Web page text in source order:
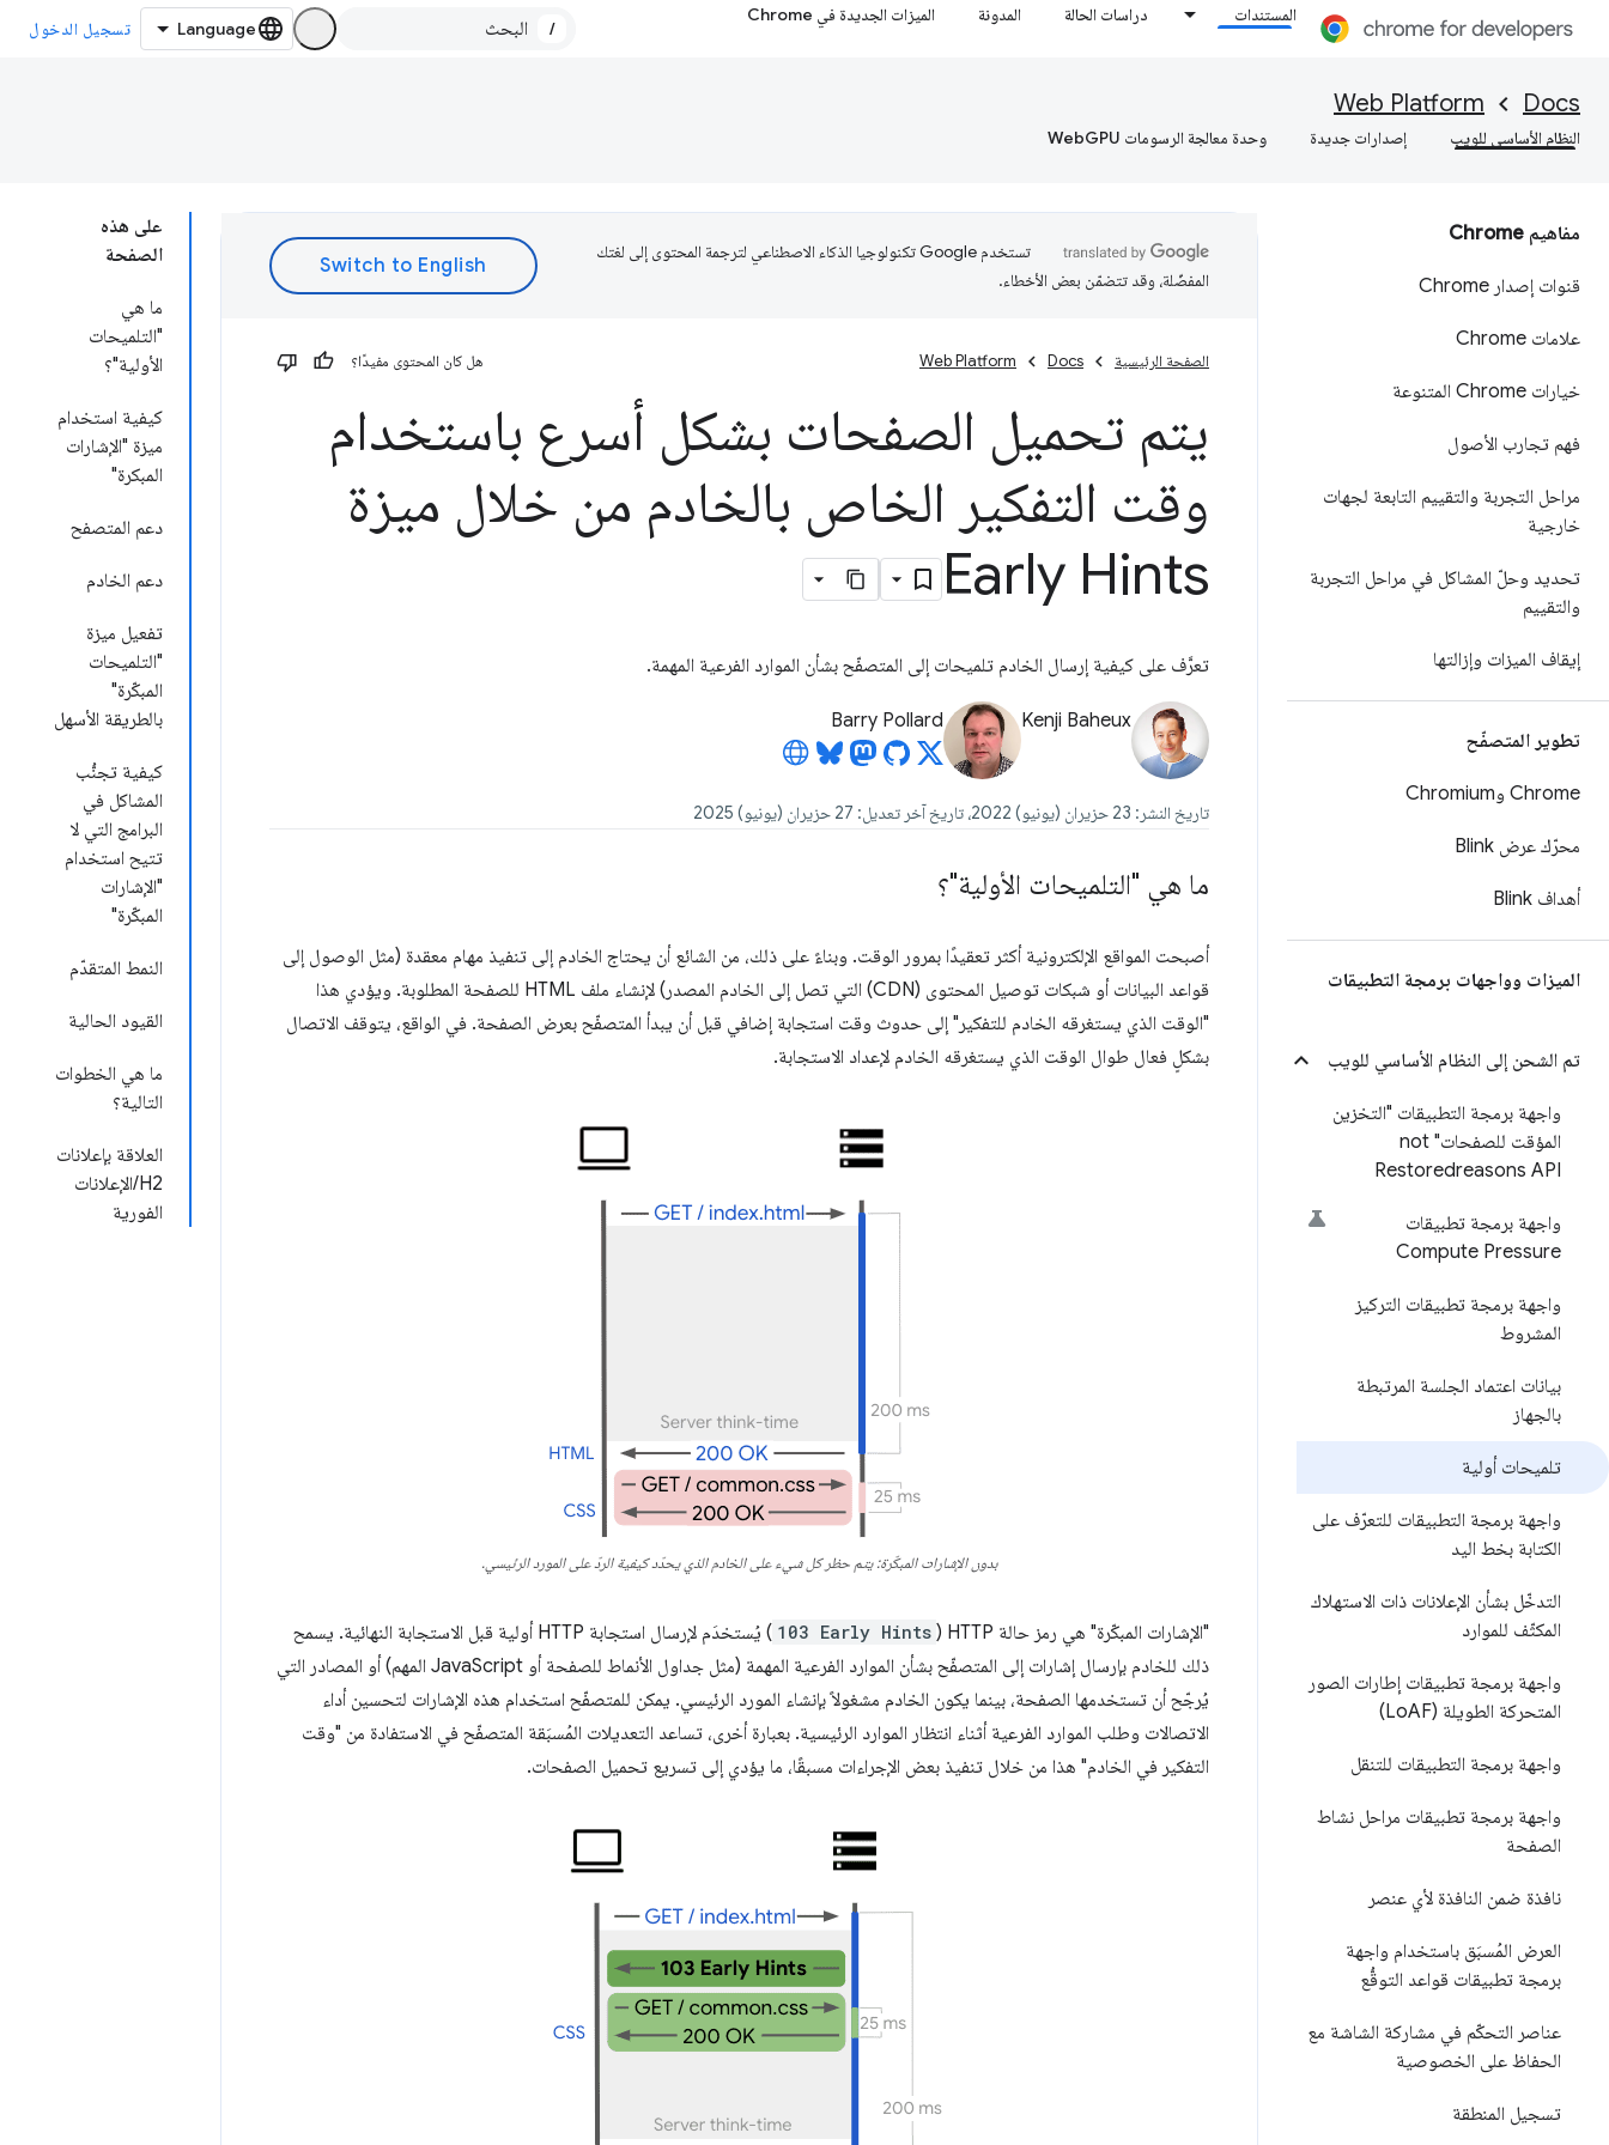
المستندات دراسات الحالة المدونة الميزات الجديدة في Chrome
/ تسجيل الدخول
Docs
Web Platform
النظام الأساسي للويب إصدارات جديدة وحدة معالجة الرسومات WebGPU
مفاهيم Chrome
قنوات إصدار Chrome
علامات Chrome
خيارات Chrome المتنوعة
فهم تجارب الأصول
مراحل التجربة والتقييم التابعة لجهات
خارجية
تحديد وحلّ المشاكل في مراحل التجربة
والتقييم
إيقاف الميزات وإزالتها
تطوير المتصفّح
Chrome وChromium
محرّك عرض Blink
أهداف Blink
الميزات وواجهات برمجة التطبيقات
تم الشحن إلى النظام الأساسي للويب
واجهة برمجة التطبيقات "التخزين
المؤقت للصفحات" not
Restoredreasons API
واجهة برمجة تطبيقات
Compute Pressure
واجهة برمجة تطبيقات التركيز
المشروط
بيانات اعتماد الجلسة المرتبطة
بالجهاز
تلميحات أولية
واجهة برمجة التطبيقات للتعرّف على
الكتابة بخط اليد
التدخّل بشأن الإعلانات ذات الاستهلاك
المكثّف للموارد
واجهة برمجة تطبيقات إطارات الصور
المتحركة الطويلة (LoAF)
واجهة برمجة التطبيقات للتنقل
واجهة برمجة تطبيقات مراحل نشاط
الصفحة
نافذة ضمن النافذة لأي عنصر
العرض المُسبَق باستخدام واجهة
برمجة تطبيقات قواعد التوقُّع
عناصر التحكّم في مشاركة الشاشة مع
الحفاظ على الخصوصية
تسجيل المنطقة
على هذه
الصفحة
ما هي
"التلميحات
الأولية"؟
كيفية استخدام
ميزة "الإشارات
المبكرة"
دعم المتصفح
دعم الخادم
تفعيل ميزة
"التلميحات
المبكّرة"
بالطريقة الأسهل
كيفية تجنُّب
المشاكل في
البرامج التي لا
تتيح استخدام
"الإشارات
المبكّرة"
النمط المتقدّم
القيود الحالية
ما هي الخطوات
التالية؟
العلاقة بإعلانات
H2/الإعلانات
الفورية
تستخدم Google تكنولوجيا الذكاء الاصطناعي لترجمة المحتوى إلى لغتك
المفضّلة، وقد تتضمّن بعض الأخطاء.
الصفحة الرئيسية Docs
Web Platform هل كان المحتوى مفيدًا؟
يتم تحميل الصفحات بشكل أسرع باستخدام
وقت التفكير الخاص بالخادم من خلال ميزة
Early Hints
تعرَّف على كيفية إرسال الخادم تلميحات إلى المتصفّح بشأن الموارد الفرعية المهمة.
Kenji Baheux
Barry Pollard
تاريخ النشر: 23 حزيران (يونيو) 2022، تاريخ آخر تعديل: 27 حزيران (يونيو) 2025
ما هي "التلميحات الأولية"؟
أصبحت المواقع الإلكترونية أكثر تعقيدًا بمرور الوقت. وبناءً على ذلك، من الشائع أن يحتاج الخادم إلى تنفيذ مهام معقدة (مثل الوصول إلى
قواعد البيانات أو شبكات توصيل المحتوى (CDN) التي تصل إلى الخادم المصدر) لإنشاء ملف HTML للصفحة المطلوبة. ويؤدي هذا
"الوقت الذي يستغرقه الخادم للتفكير" إلى حدوث وقت استجابة إضافي قبل أن يبدأ المتصفّح بعرض الصفحة. في الواقع، يتوقف الاتصال
بشكلٍ فعال طوال الوقت الذي يستغرقه الخادم لإعداد الاستجابة.
بدون الإشارات المبكّرة: يتم حظر كل شيء على الخادم الذي يحدّد كيفية الردّ على المورد الرئيسي.
"الإشارات المبكّرة" هي رمز حالة HTTP ( 103 Early Hints
) يُستخدَم لإرسال استجابة HTTP أولية قبل الاستجابة النهائية. يسمح
ذلك للخادم بإرسال إشارات إلى المتصفّح بشأن الموارد الفرعية المهمة (مثل جداول الأنماط للصفحة أو JavaScript المهم) أو المصادر التي
يُرجّح أن تستخدمها الصفحة، بينما يكون الخادم مشغولاً بإنشاء المورد الرئيسي. يمكن للمتصفّح استخدام هذه الإشارات لتحسين أداء
الاتصالات وطلب الموارد الفرعية أثناء انتظار الموارد الرئيسية. بعبارة أخرى، تساعد التعديلات المُسبَقة المتصفّح في الاستفادة من "وقت
التفكير في الخادم" هذا من خلال تنفيذ بعض الإجراءات مسبقًا، ما يؤدي إلى تسريع تحميل الصفحات.